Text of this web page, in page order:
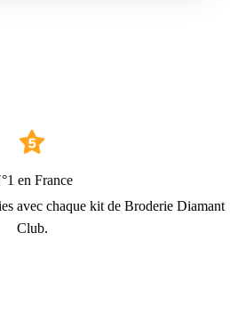
en France
avec chaque kit de Broderie Diamant
Club.